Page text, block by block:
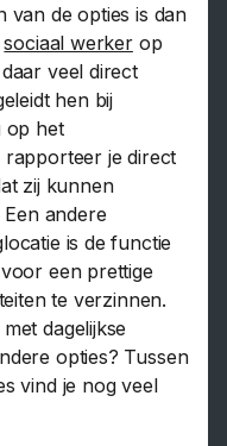
van de opties is dan
sociaal werkerop
veel direct
hen bij
op het
rapporteer je direct
zij kunnen
andere
is de functie
een prettige
te verzinnen.
dagelijkse
opties? Tussen
vind je nog veel